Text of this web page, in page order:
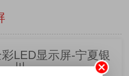
LED显示屏-宁夏银
川